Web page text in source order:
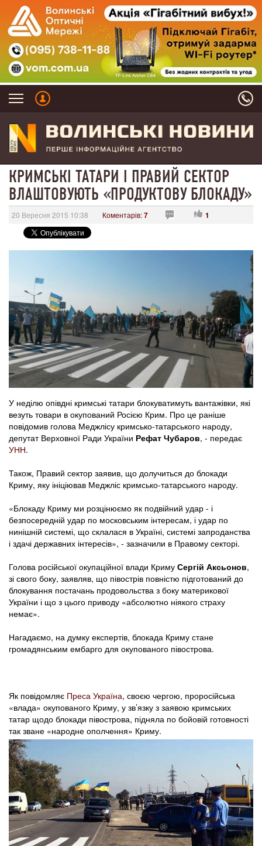
КРИМСЬКІ ТАТАРИ І ПРАВИЙ СЕКТОР
ВЛАШТОВУЮТЬ «ПРОДУКТОВУ БЛОКАДУ»
20 Вересня 2015 10:38 Коментарів:7 1
У неділю опівдні кримські татари блокуватимуть вантажівки, які
везуть товари в окупований Росією Крим. Про це раніше
повідомив голова Меджлісу кримсько-татарського народу,
депутат Верховної Ради України Рефат Чубаров, - передає
УНН.
Також, Правий сектор заявив, що долучиться до блокади
Криму, яку ініціював Меджліс кримсько-татарського народу.
«Блокаду Криму ми розцінюємо як подвійний удар - і
безпосередній удар по московським інтересам, і удар по
нинішній системі, що склалася в Україні, системі запроданства
і здачі державних інтересів», - зазначили в Правому секторі.
Голова російської окупаційної влади Криму Сергій Аксьонов,
зі свого боку, заявляв, що півострів повністю підготований до
блокування постачань продовольства з боку материкової
України і що з цього приводу «абсолютно ніякого страху
немає».
Нагадаємо, на думку експертів, блокада Криму стане
громадянським ембарго для окупованого півострова.
Як повідомляє Преса Україна, своєю чергою, проросійська
«влада» окупованого Криму, у зв’язку з заявою кримських
татар щодо блокади півострова, підняла по бойовій готовності
так зване «народне ополчення» Криму.